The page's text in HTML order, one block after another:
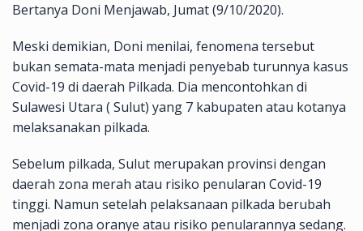
Bertanya Doni Menjawab, Jumat (9/10/2020).
Meski demikian, Doni menilai, fenomena tersebut
bukan semata-mata menjadi penyebab turunnya kasus
Covid-19 di daerah Pilkada. Dia mencontohkan di
Sulawesi Utara ( Sulut) yang 7 kabupaten atau kotanya
melaksanakan pilkada.
Sebelum pilkada, Sulut merupakan provinsi dengan
daerah zona merah atau risiko penularan Covid-19
tinggi. Namun setelah pelaksanaan pilkada berubah
menjadi zona oranye atau risiko penularannya sedang.